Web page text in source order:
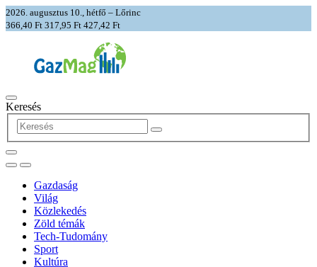
2026. augusztus 10., hétfő – Lőrinc
366,40 Ft 317,95 Ft 427,42 Ft
Keresés
Gazdaság
Világ
Közlekedés
Zöld témák
Tech-Tudomány
Sport
Kultúra